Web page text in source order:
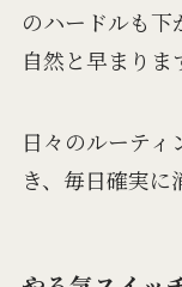
のハードルも下
自然と早まりま
日々のルーテ
き、毎日確実に